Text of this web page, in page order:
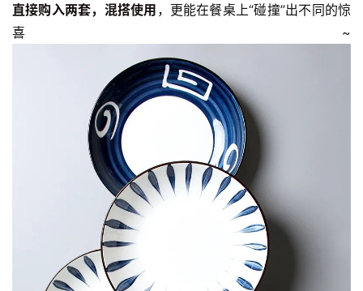
直接购入两套，混搭使用 ，更能在餐桌上“碰撞”出不同的惊
喜~